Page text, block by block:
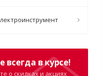
всегда в курсе!
о скидках и акциях